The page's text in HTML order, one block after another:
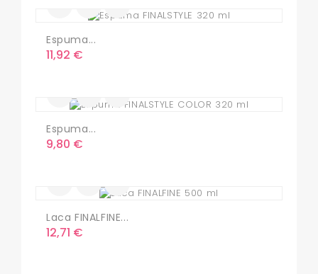
Espuma...
Precio
11,92 €
Espuma...
Precio
9,80 €
Laca FINALFINE...
Precio
12,71 €